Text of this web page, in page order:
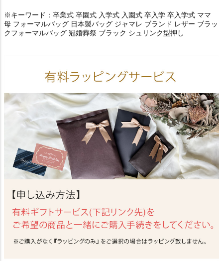
※キーワード：卒業式 卒園式 入学式 入園式 卒入学 卒入学式 ママ
母 フォーマルバッグ 日本製バッグ ジャマレ ブランド レザー ブラッ
クフォーマルバッグ 冠婚葬祭 ブラック シュリンク型押し